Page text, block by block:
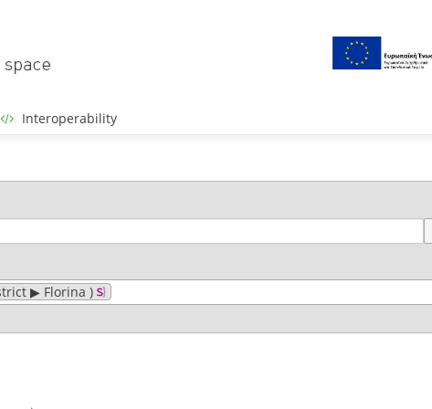
Interoperability
▶ Florina )